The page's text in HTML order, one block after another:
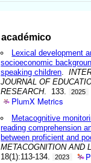
Lexical development
socioeconomic
speaking children .
JOURNAL OF
RESEARCH. 133. 2025
PlumX Metrics
Metacognitive
reading comprehension
between proficient and
METACOGNITION AND
18(1):113-134.
2023